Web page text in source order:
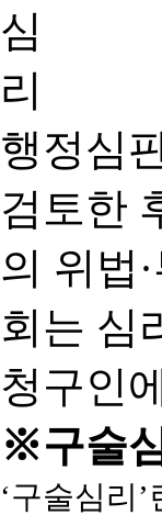
행정심
검토한
의 위법
회는 심
청구인
※구술
‘구술심리